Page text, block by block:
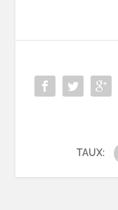
TAUX: